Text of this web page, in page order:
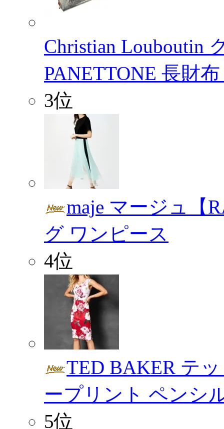
Christian Louboutin
PANETTONE 長財
3位
maje マージュ【
グ ワンピース
4位
TED BAKER テ
ープリント ペンシ
5位